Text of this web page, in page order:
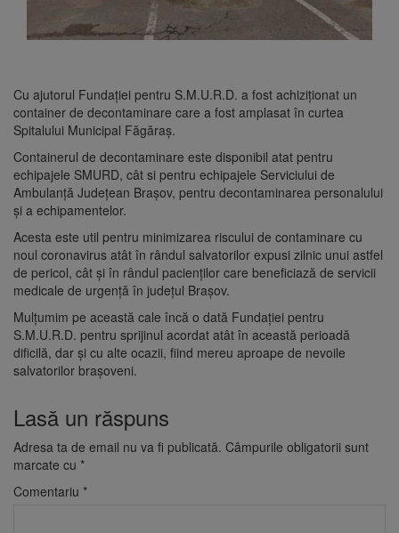
Cu ajutorul Fundației pentru S.M.U.R.D. a fost achiziționat un
container de decontaminare care a fost amplasat în curtea
Spitalului Municipal Făgăraș.
Containerul de decontaminare este disponibil atat pentru
echipajele SMURD, cât si pentru echipajele Serviciului de
Ambulanță Județean Brașov, pentru decontaminarea personalului
și a echipamentelor.
Acesta este util pentru minimizarea riscului de contaminare cu
noul coronavirus atât în rândul salvatorilor expusi zilnic unui astfel
de pericol, cât și în rândul pacienților care beneficiază de servicii
medicale de urgență în județul Brașov.
Mulțumim pe această cale încă o dată Fundației pentru
S.M.U.R.D. pentru sprijinul acordat atât în această perioadă
dificilă, dar și cu alte ocazii, fiind mereu aproape de nevoile
salvatorilor brașoveni.
Lasă un răspuns
Adresa ta de email nu va fi publicată. Câmpurile obligatorii sunt
marcate cu *
Comentariu *